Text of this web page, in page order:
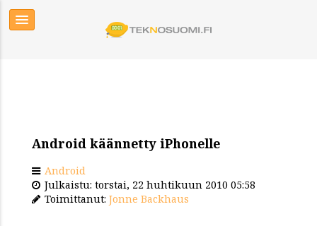
Android käännetty iPhonelle
Android
Julkaistu: torstai, 22 huhtikuun 2010 05:58
Toimittanut: Jonne Backhaus